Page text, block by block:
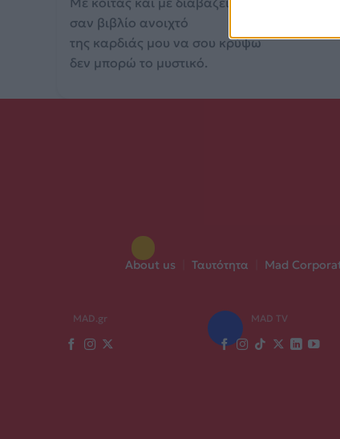
σαν βιβλίο ανοιχτό
της καρδιάς μου να σου κρύψω
δεν μπορώ το μυστικό.
About us Ταυτότητα Mad
MAD.gr MAD TV